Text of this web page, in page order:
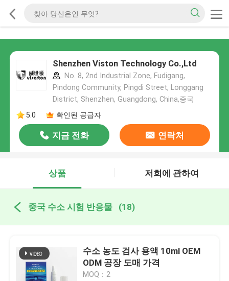
Shenzhen Viston Technology Co.,Ltd
No. 8, 2nd Industrial Zone, Fudigang,
Pindong Community, Pingdi Street, Longgang
District, Shenzhen, Guangdong, China,중국
5.0
확인된 공급자
지금 전화 연락처
상품 저희에 관하여
중국 수소 시험 반응물 (18)
수소 농도 검사 용액 10ml OEM
ODM 공장 도매 가격
MOQ：2